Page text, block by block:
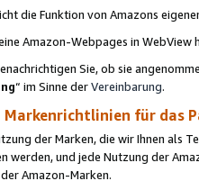
die Funktion von Amazons
Amazon-Webpages in WebView
Sie, ob sie
“ im Sinne derVereinbarung.
Markenrichtlinien für das
der Marken, die wir Ihnen als
werden, und jede Nutzung der
Amazon-Marken.